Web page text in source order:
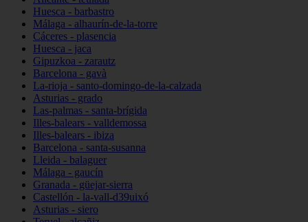
Huesca - barbastro
Málaga - alhaurín-de-la-torre
Cáceres - plasencia
Huesca - jaca
Gipuzkoa - zarautz
Barcelona - gavà
La-rioja - santo-domingo-de-la-calzada
Asturias - grado
Las-palmas - santa-brígida
Illes-balears - valldemossa
Illes-balears - ibiza
Barcelona - santa-susanna
Lleida - balaguer
Málaga - gaucín
Granada - güejar-sierra
Castellón - la-vall-d39uixó
Asturias - siero